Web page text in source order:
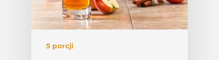
5 porcji